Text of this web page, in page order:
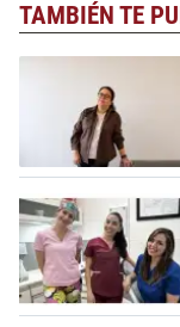
TAMBIÉN TE